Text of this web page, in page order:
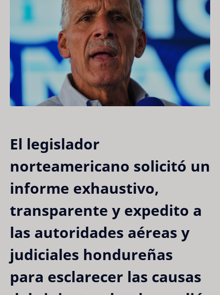
El legislador
norteamericano solicitó un
informe exhaustivo,
transparente y expedito a
las autoridades aéreas y
judiciales hondureñas
para esclarecer las causas